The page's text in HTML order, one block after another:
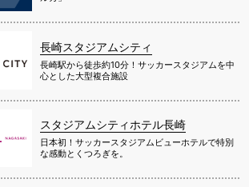
長崎スタジアムシティ
長崎駅から徒歩約10分！サッカースタジアムを中
心とした大型複合施設
スタジアムシティホテル長崎
日本初！サッカースタジアムビューホテルで特別
な感動とくつろぎを。